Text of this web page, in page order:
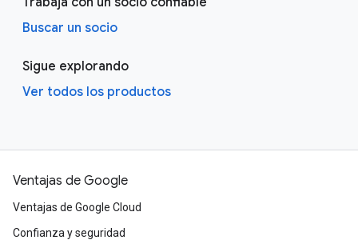
Buscar un socio
Sigue explorando
Ver todos los productos
Ventajas de Google
Ventajas de Google Cloud
Confianza y seguridad